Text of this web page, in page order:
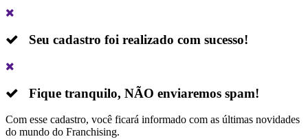
Seu cadastro foi realizado com sucesso!
Fique tranquilo, NÃO enviaremos spam!
Com esse cadastro, você ficará informado com as últimas novidades
do mundo do Franchising.